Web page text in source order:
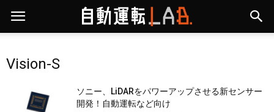
Vision-S
ソニー、LiDARをパワーアップさせる新センサー
開発！自動運転など向け